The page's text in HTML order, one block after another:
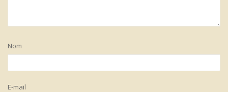
Nom
E-mail